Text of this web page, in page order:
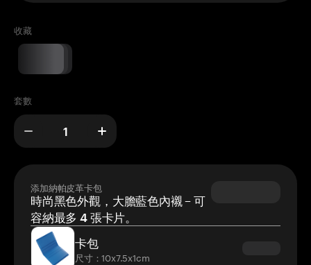
收藏
套數
添加納帕皮革卡包
時尚黑色外觀，大膽藍色內襯 – 可
容納最多 4 張卡片。
卡包
尺寸：10x7.5x1cm